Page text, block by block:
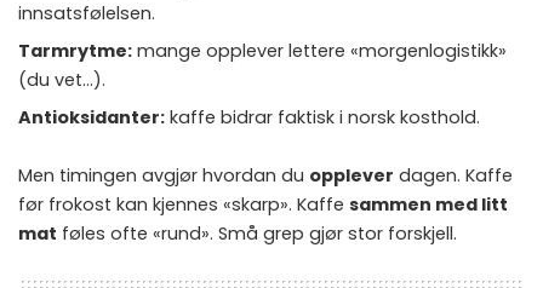
innsatsfølelsen.
Tarmrytme: mange opplever lettere «morgenlogistikk»
(du vet…).
Antioksidanter: kaffe bidrar faktisk i norsk kosthold.
Men timingen avgjør hvordan du opplever dagen. Kaffe
før frokost kan kjennes «skarp». Kaffe sammen med litt
mat føles ofte «rund». Små grep gjør stor forskjell.